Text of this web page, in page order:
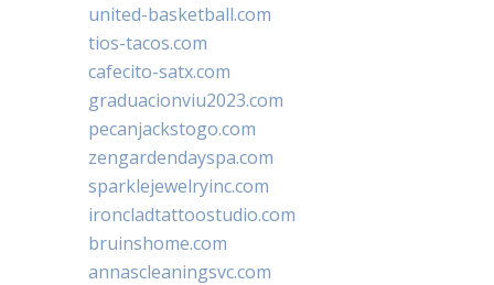
united-basketball.com
tios-tacos.com
cafecito-satx.com
graduacionviu2023.com
pecanjackstogo.com
zengardendayspa.com
sparklejewelryinc.com
ironcladtattoostudio.com
bruinshome.com
annascleaningsvc.com